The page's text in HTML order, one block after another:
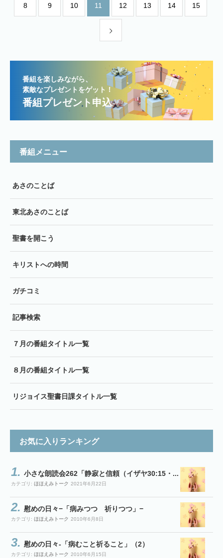
8 9 10 11 12 13 14 15
番組を楽しみながら、
素敵なプレゼントをゲット！
番組プレゼント申込
番組メニュー
あさのことば
東北あさのことば
聖書を開こう
キリストへの時間
ガチコミ
記事検索
７月の番組タイトル一覧
８月の番組タイトル一覧
リジョイス聖書日課タイトル一覧
お気に入りランキング
小さな朗読会262「静寂と信頼（イザヤ30:15・...
カテゴリ: ほほえみトーク 2021年6月22日
慰めの日々−「病みつつ 祈りつつ」−
カテゴリ: ほほえみトーク 2010年6月8日
慰めの日々-「病むこと祈ること」（2）
カテゴリ: ほほえみトーク 2010年6月15日